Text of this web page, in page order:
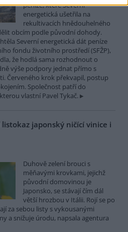
peníze, které Severní
energetická ušetřila na
rekultivacích hnědouhelného
obcím podle původní dohody.
Severní energetická dát peníze
fondu životního prostředí (SFŽP),
že hodlá sama rozhodnout o
výše podpory jednat přímo s
Červeného krok překvapil, postup
Společnost patří do
vlastní Pavel Tykač.
japonský ničící vinice i
Duhově zelení brouci s
měňavými krovkami, jejichž
původní domovinou je
Japonsko, se stávají čím dál
větší hrozbou v Itálii. Rojí se po
za sebou listy s vykousanými
a snižuje úrodu, napsala agentura